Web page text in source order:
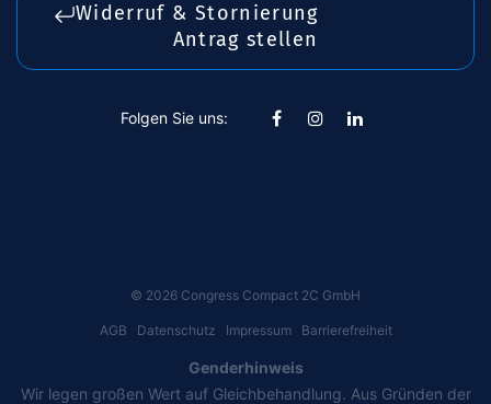
Widerruf & Stornierung
Antrag stellen
Folgen Sie uns:
© 2026 Congress Compact 2C GmbH
AGB Datenschutz Impressum Barrierefreiheit
Genderhinweis
Wir legen großen Wert auf Gleichbehandlung. Aus Gründen der